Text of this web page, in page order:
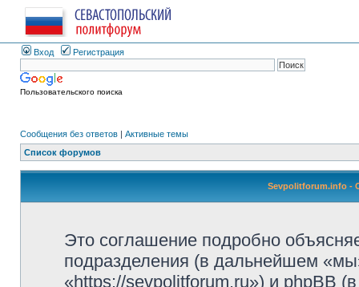
Вход Регистрация
Пользовательского поиска
Сообщения без ответов | Активные темы
Список форумов
Sevpolitforum.info -
Это соглашение подробно
подразделения (в дальнейшем
«https://sevpolitforum.ru») и phpBB